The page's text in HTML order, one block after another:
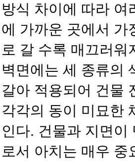
방식 차이에 따라 여
에 가까운 곳에서 가
로 갈 수록 매끄러워
벽면에는 세 종류의
갈아 적용되어 건물
각각의 동이 미묘한
인다. 건물과 지면이
로서 아치는 매우 중